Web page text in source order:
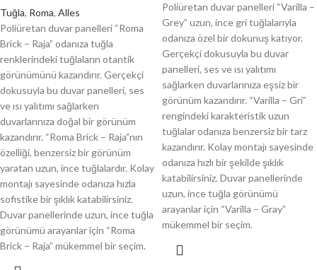
Tuğla, Roma, Alles
Poliüretan duvar panelleri “Roma
Brick – Raja” odanıza tuğla
renklerindeki tuğlaların otantik
görünümünü kazandırır. Gerçekçi
dokusuyla bu duvar panelleri, ses
ve ısı yalıtımı sağlarken
duvarlarınıza doğal bir görünüm
kazandırır. “Roma Brick – Raja”nın
özelliği, benzersiz bir görünüm
yaratan uzun, ince tuğlalardır. Kolay
montajı sayesinde odanıza hızla
sofistike bir şıklık katabilirsiniz.
Duvar panellerinde uzun, ince tuğla
görünümü arayanlar için “Roma
Brick – Raja” mükemmel bir seçim.
Poliüretan duvar panelleri “Varilla –
Grey” uzun, ince gri tuğlalarıyla
odanıza özel bir dokunuş katıyor.
Gerçekçi dokusuyla bu duvar
panelleri, ses ve ısı yalıtımı
sağlarken duvarlarınıza eşsiz bir
görünüm kazandırır. “Varilla – Gri”
rengindeki karakteristik uzun
tuğlalar odanıza benzersiz bir tarz
kazandırır. Kolay montajı sayesinde
odanıza hızlı bir şekilde şıklık
katabilirsiniz. Duvar panellerinde
uzun, ince tuğla görünümü
arayanlar için “Varilla – Gray”
mükemmel bir seçim.